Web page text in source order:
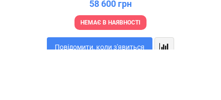
58 600 грн
НЕМАЄ В НАЯВНОСТІ
Повідомити, коли з'явиться